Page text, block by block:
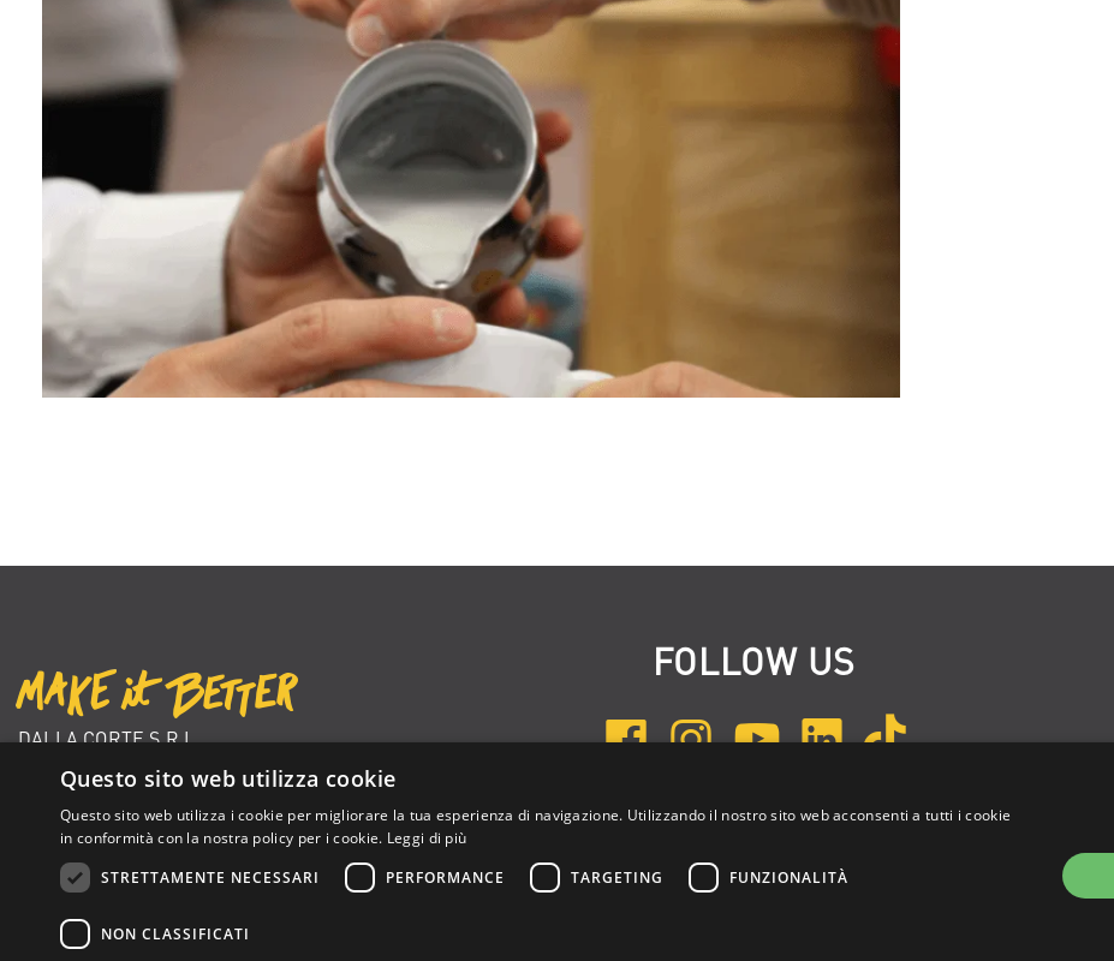
DALLA CORTE S.R.L.
VIA ZAMBELETTI 10
+39 02 366 92 204
info@dallacorte.com
FOLLOW US
Questo sito web utilizza cookie
Questo sito web utilizza i cookie per migliorare la tua esperienza di navigazione. Utilizzando il nostro sito web acconsenti a tutti i cookie
in conformità con la nostra policy per i cookie. Leggi di più
STRETTAMENTE NECESSARI
PERFORMANCE TARGETING FUNZIONALITÀ
NON CLASSIFICATI